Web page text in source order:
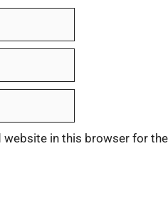
website in this browser for the